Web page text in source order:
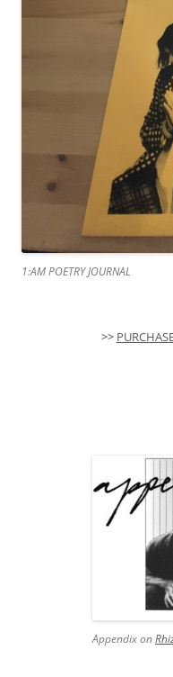
1:AM POETRY JOURNAL
>>
Appendix on